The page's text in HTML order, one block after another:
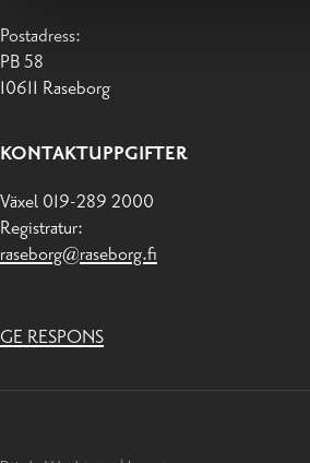
Postadress:
PB 58
10611 Raseborg
KONTAKTUPPGIFTER
Växel 019-289 2000
Registratur:
raseborg@raseborg.fi
GE RESPONS